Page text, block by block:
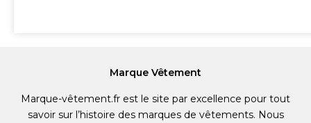
Marque Vêtement
Marque-vêtement.fr est le site par excellence pour tout
savoir sur l’histoire des marques de vêtements. Nous